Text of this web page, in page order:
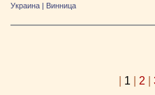
Украина | Винница
1 2